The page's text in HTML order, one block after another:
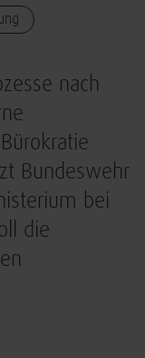
nach
Bundeswehr
bei
die